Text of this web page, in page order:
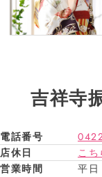
吉祥寺
電話番号
店休日
こち
営業時間
平